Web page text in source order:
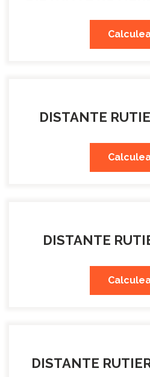
DISTANTE
DISTANTE
DISTANTE